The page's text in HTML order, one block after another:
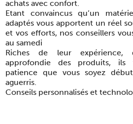
achats avec confort.
Etant convaincus qu’un
adaptés vous apportent un réel
et vos efforts, nos conseillers
au samedi
Riches de leur expérience,
approfondie des produits, ils
patience que vous soyez
aguerris.
Conseils personnalisés et